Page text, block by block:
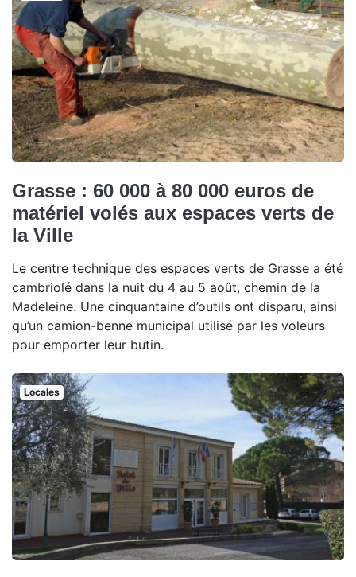
Grasse : 60 000 à 80 000 euros de
matériel volés aux espaces verts de
la Ville
Le centre technique des espaces verts de Grasse a été
cambriolé dans la nuit du 4 au 5 août, chemin de la
Madeleine. Une cinquantaine d’outils ont disparu, ainsi
qu’un camion-benne municipal utilisé par les voleurs
pour emporter leur butin.
Locales